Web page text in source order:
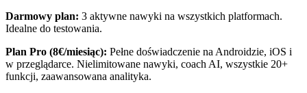
Darmowy plan: 3 aktywne nawyki na wszystkich platformach.
Idealne do testowania.
Plan Pro (8€/miesiąc): Pełne doświadczenie na Androidzie, iOS i
w przeglądarce. Nielimitowane nawyki, coach AI, wszystkie 20+
funkcji, zaawansowana analityka.